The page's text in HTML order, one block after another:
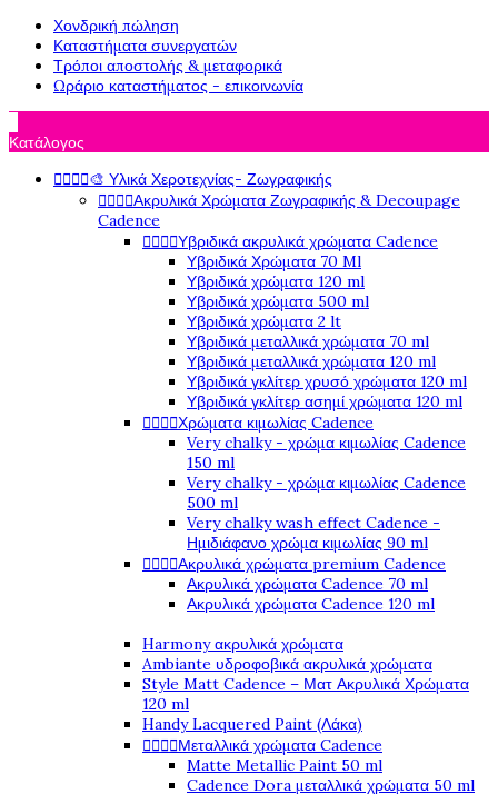
Χονδρική πώληση
Καταστήματα συνεργατών
Τρόποι αποστολής & μεταφορικά
Ωράριο καταστήματος - επικοινωνία
Κατάλογος
🎨 Υλικά Χεροτεχνίας- Ζωγραφικής
Ακρυλικά Χρώματα Ζωγραφικής & Decoupage
Cadence
Υβριδικά ακρυλικά χρώματα Cadence
Υβριδικά Χρώματα 70 Ml
Υβριδικά χρώματα 120 ml
Υβριδικά χρώματα 500 ml
Υβριδικά χρώματα 2 lt
Υβριδικά μεταλλικά χρώματα 70 ml
Υβριδικά μεταλλικά χρώματα 120 ml
Υβριδικά γκλίτερ χρυσό χρώματα 120 ml
Υβριδικά γκλίτερ ασημί χρώματα 120 ml
Χρώματα κιμωλίας Cadence
Very chalky - χρώμα κιμωλίας Cadence
150 ml
Very chalky - χρώμα κιμωλίας Cadence
500 ml
Very chalky wash effect Cadence -
Ημιδιάφανο χρώμα κιμωλίας 90 ml
Ακρυλικά χρώματα premium Cadence
Ακρυλικά χρώματα Cadence 70 ml
Ακρυλικά χρώματα Cadence 120 ml
Harmony ακρυλικά χρώματα
Ambiante υδροφοβικά ακρυλικά χρώματα
Style Matt Cadence – Ματ Ακρυλικά Χρώματα
120 ml
Handy Lacquered Paint (Λάκα)
Μεταλλικά χρώματα Cadence
Matte Metallic Paint 50 ml
Cadence Dora μεταλλικά χρώματα 50 ml